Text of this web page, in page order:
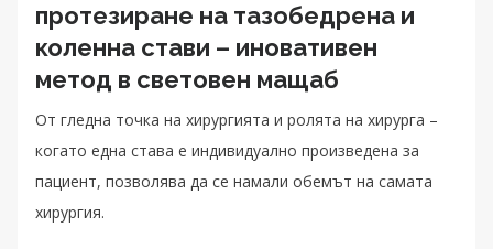
протезиране на тазобедрена и
коленна стави – иновативен
метод в световен мащаб
От гледна точка на хирургията и ролята на хирурга –
когато една става е индивидуално произведена за
пациент, позволява да се намали обемът на самата
хирургия.